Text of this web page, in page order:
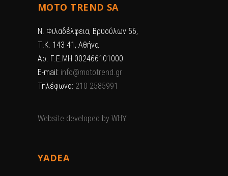
MOTO TREND SA
Ν. Φιλαδέλφεια, Βρυούλων 56,
Τ.Κ. 143 41, Αθήνα
Αρ. Γ.Ε.ΜΗ 002466101000
E-mail: info@mototrend.gr
Τηλέφωνο: 210 2585991
Website developed by WHY.
YADEA